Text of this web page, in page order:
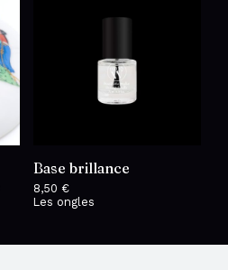
Base brillance
8,50 €
Les ongles